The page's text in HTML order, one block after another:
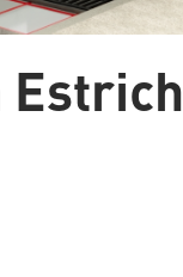
Estrich